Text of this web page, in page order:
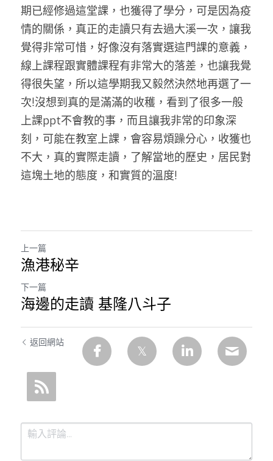
期已經修過這堂課，也獲得了學分，可是因為疫
情的關係，真正的走讀只有去過大溪一次，讓我
覺得非常可惜，好像沒有落實選這門課的意義，
線上課程跟實體課程有非常大的落差，也讓我覺
得很失望，所以這學期我又毅然決然地再選了一
次!沒想到真的是滿滿的收穫，看到了很多一般
上課ppt不會教的事，而且讓我非常的印象深
刻，可能在教室上課，會容易煩躁分心，收獲也
不大，真的實際走讀，了解當地的歷史，居民對
這塊土地的態度，和實質的溫度!
上一篇
漁港秘辛
下一篇
海邊的走讀 基隆八斗子
返回網站